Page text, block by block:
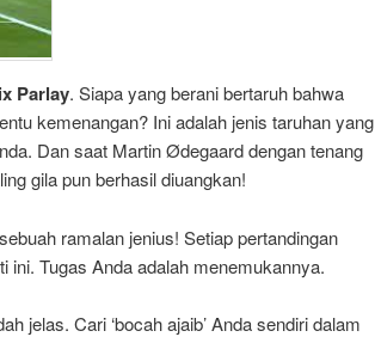
Parlay. Siapa yang berani bertaruh bahwa
kemenangan? Ini adalah jenis taruhan yang
Dan saat Martin Ødegaard dengan tenang
gila pun berhasil diuangkan!
ramalan jenius! Setiap pertandingan
Tugas Anda adalah menemukannya.
jelas. Cari ‘bocah ajaib’ Anda sendiri dalam